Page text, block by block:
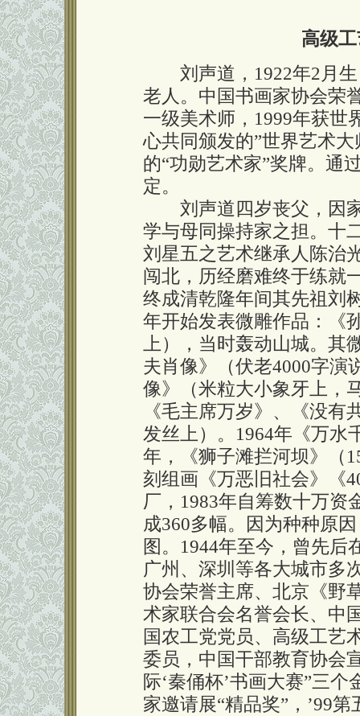
高级
刘声道，1922年2月生
老人。中国书画家协会荣
一级美术师，1999年获世
心共同颁发的”世界艺术
的“功勋艺术家”奖牌。通
定。
刘声道四岁丧父，因家
学与母同操持家之担。十
刘星五之艺术继承人陈治
闯北，历经磨难终于练就
终成清乾隆年间其先祖刘
年开始发表微雕作品：《
上），当时轰动山城。其
夫肖像》（伏老4000字演
像》（米粒大小象牙上，
《毛主席万岁》、《没
发丝上）。1964年《万水
年，《狮子滩拦河坝》（
刻组画《万恶旧社会》《
厂，1983年自筹数十万资
成360多幅。因为种种原
图。1944年至今，曾先后
广州、深圳等各大城市多
协会荣誉主席、北京《野
术家联合会名誉会长、中
国农工党党员、高级工艺
委员，中国干部教育协会
际‘秦俑杯’书画大赛”三
家邀请展“精品奖”，’99